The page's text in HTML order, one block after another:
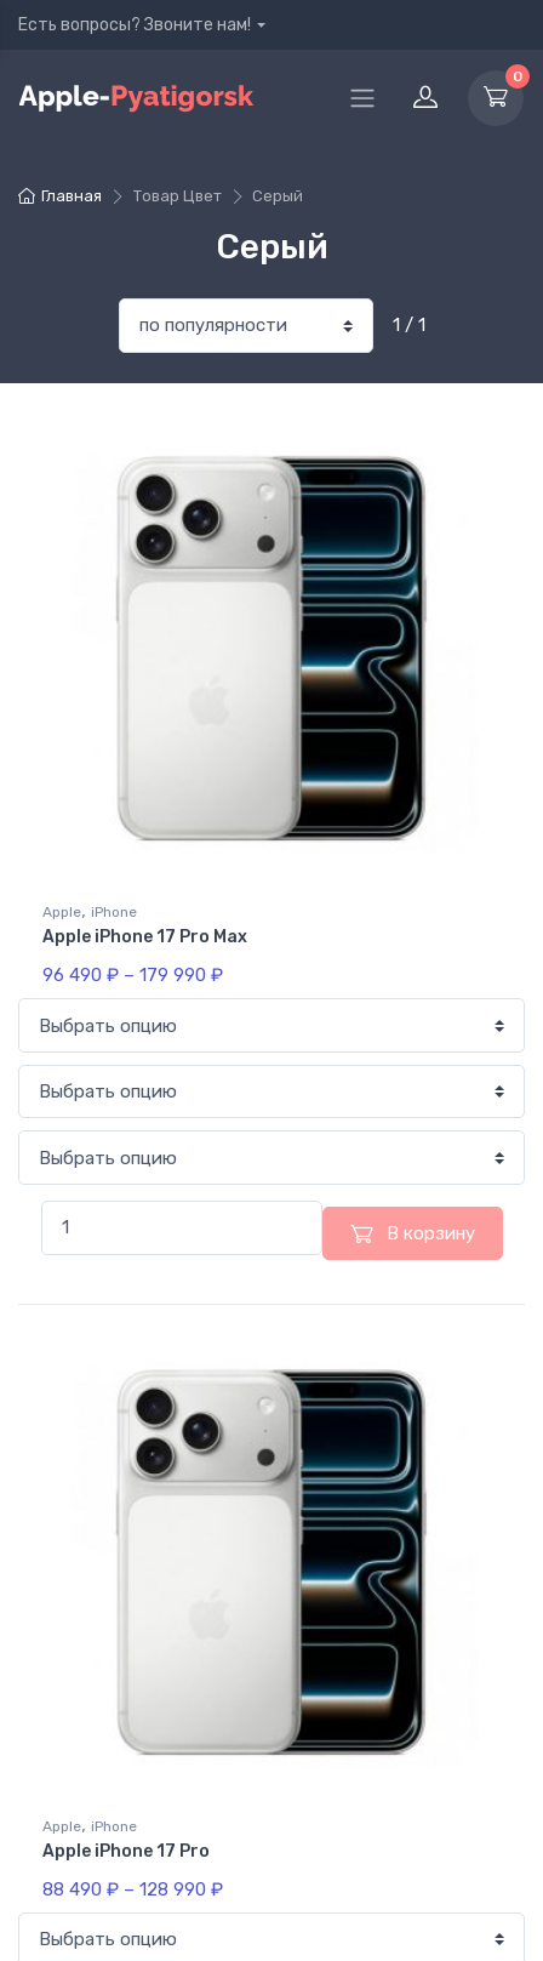
Есть вопросы? Звоните нам!
0
Главная Товар Цвет Серый
Серый
1 / 1
Apple, iPhone
Apple iPhone 17 Pro Max
96 490 ₽ – 179 990 ₽
В корзину
Apple, iPhone
Apple iPhone 17 Pro
88 490 ₽ – 128 990 ₽